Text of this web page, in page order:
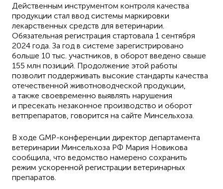
Действенным инструментом контроля качества
продукции стал ввод системы маркировки
лекарственных средств для ветеринарии.
Обязательная регистрация стартовала 1 сентября
2024 года. За год в системе зарегистрировано
больше 10 тыс. участников, в оборот введено свыше
155 млн позиций. Продолжение этой работы
позволит поддерживать высокие стандарты качества
отечественной животноводческой продукции,
а также своевременно выявлять нарушения
и пресекать незаконное производство и оборот
ветпрепаратов, говорится на сайте Минсельхоза.
В ходе GMP-конференции директор департамента
ветеринарии Минсельхоза РФ Мария Новикова
сообщила, что ведомство намерено сохранить
режим ускоренной регистрации ветеринарных
препаратов.